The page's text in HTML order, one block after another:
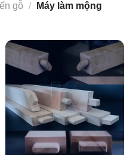
gỗ / Máy làm mộng